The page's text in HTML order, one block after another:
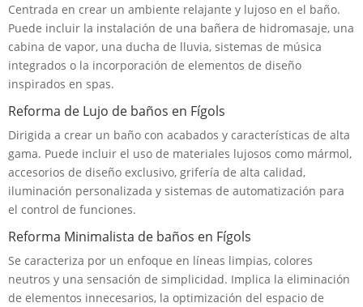
Centrada en crear un ambiente relajante y lujoso en el baño.
Puede incluir la instalación de una bañera de hidromasaje, una
cabina de vapor, una ducha de lluvia, sistemas de música
integrados o la incorporación de elementos de diseño
inspirados en spas.
Reforma de Lujo de baños en Fígols
Dirigida a crear un baño con acabados y características de alta
gama. Puede incluir el uso de materiales lujosos como mármol,
accesorios de diseño exclusivo, grifería de alta calidad,
iluminación personalizada y sistemas de automatización para
el control de funciones.
Reforma Minimalista de baños en Fígols
Se caracteriza por un enfoque en líneas limpias, colores
neutros y una sensación de simplicidad. Implica la eliminación
de elementos innecesarios, la optimización del espacio de